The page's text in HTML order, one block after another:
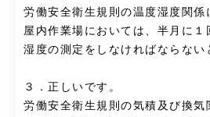
労働安全衛生規則の温度湿度関係
屋内作業場においては、半月に１
湿度の測定をしなければならない
３．正しいです。
労働安全衛生規則の気積及び換気